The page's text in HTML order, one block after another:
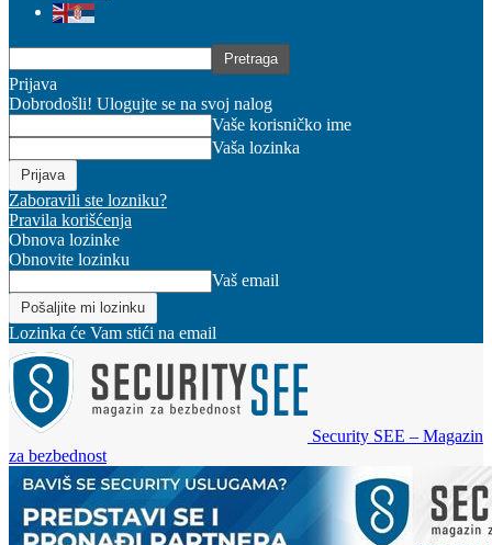
Prijava
Dobrodošli! Ulogujte se na svoj nalog
Vaše korisničko ime
Vaša lozinka
Zaboravili ste lozniku?
Pravila korišćenja
Obnova lozinke
Obnovite lozinku
Vaš email
Lozinka će Vam stići na email
Security SEE – Magazin
za bezbednost